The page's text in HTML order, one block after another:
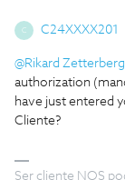
C C24XXXX201
@Rikard Zetterberg
authorization
have just entered
Cliente?
Ser cliente NOS